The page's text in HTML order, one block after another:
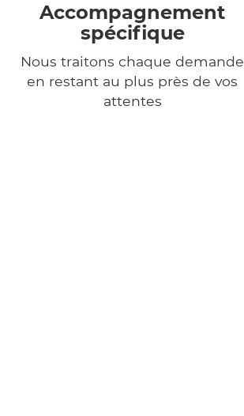
Accompagnement
spécifique
Nous traitons chaque demande
en restant au plus près de vos
attentes